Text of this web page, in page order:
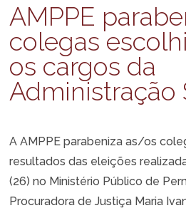
AMPPE
colegas
os cargos da
Administração
A AMPPE parabeniza as/os
resultados das eleições
(26) no Ministério Público de
Procuradora de Justiça Maria